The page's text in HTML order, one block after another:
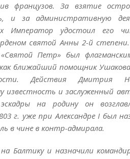
французов. За взятие
и за административную
Император удостоил его
святой Анны 2-й
Петр» был
ближайший помощник
Действия Дмитрия
известность и заслуженный
на родину он
г. уже при Александре I был
в чине в контр-адмирала.
Балтику и назначили